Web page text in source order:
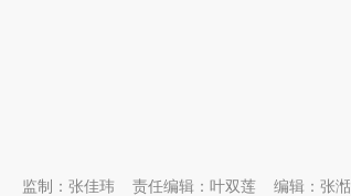
编辑：张湉
责任编辑：叶双莲
监制：张佳玮